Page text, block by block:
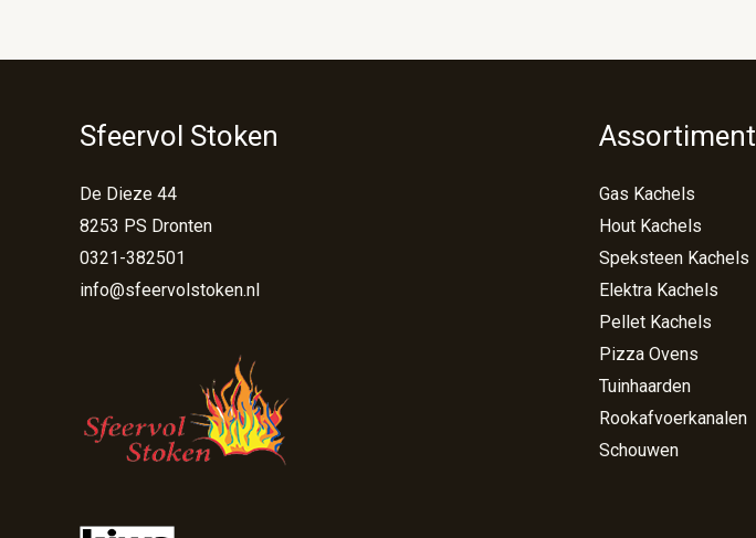
Sfeervol Stoken
De Dieze 44
8253 PS Dronten
0321-382501
info@sfeervolstoken.nl
Assortiment
Gas Kachels
Hout Kachels
Speksteen Kachels
Elektra Kachels
Pellet Kachels
Pizza Ovens
Tuinhaarden
Rookafvoerkanalen
Schouwen